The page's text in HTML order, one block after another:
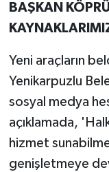
BAŞKAN
Yeni araçların
Yenikarpuzlu
sosyal medya
açıklamada,
hizmet
genişletmeye